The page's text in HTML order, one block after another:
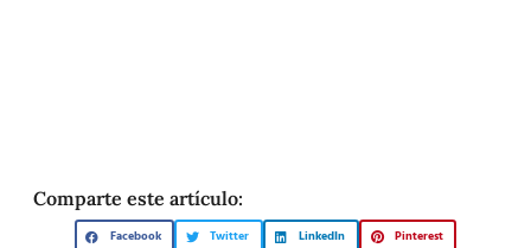
Comparte este artículo:
Facebook Twitter LinkedIn Pinterest